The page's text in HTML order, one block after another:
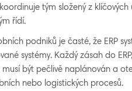
tým složený z
řídí.
podniků je časté, že ERP
systémy. Každý zásah do
být pečlivě naplánován a
nebo logistických procesů.